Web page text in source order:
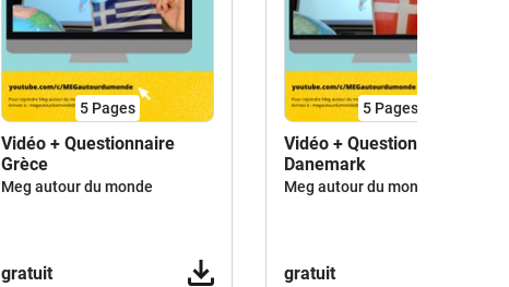
5 Pages
Vidéo + Questionnaire
Grèce
Meg autour du monde
gratuit
5 Pages
Vidéo + Questionnaire Le
Danemark
Meg autour du monde
gratuit